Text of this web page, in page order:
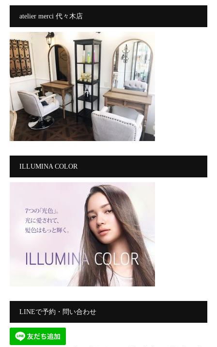
atelier merci 代々木店
ILLUMINA COLOR
LINEで予約・問い合わせ